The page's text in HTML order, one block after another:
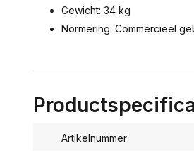
Gewicht: 34 kg
Normering: Commercieel
Artikelnummer